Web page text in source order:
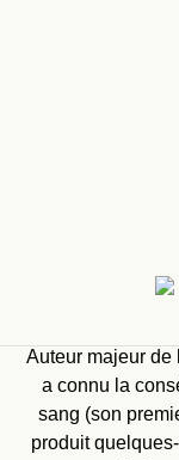
Auteur majeur de
a connu la
sang (son
produit